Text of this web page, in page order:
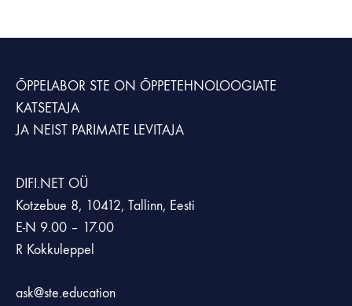
ÕPPELABOR STE ON ÕPPETEHNOLOOGIATE
KATSETAJA
JA NEIST PARIMATE LEVITAJA
DIFI.NET OÜ
Kotzebue 8, 10412, Tallinn, Eesti
E-N 9.00 – 17.00
R Kokkuleppel
ask@ste.education